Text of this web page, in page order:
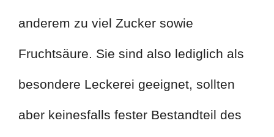
anderem zu viel Zucker sowie
Fruchtsäure. Sie sind also lediglich als
besondere Leckerei geeignet, sollten
aber keinesfalls fester Bestandteil des